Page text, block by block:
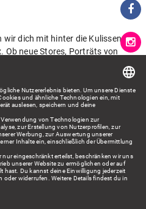
wir dich mit hinter die Kulissen
Ob neue Stores, Porträts von
Hier lernst du Mister Spex
kennen und erhältst spannende